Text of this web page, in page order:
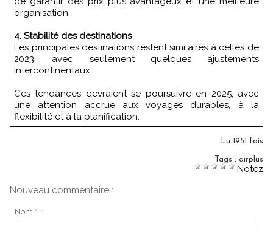
organisation.
4. Stabilité des destinations
Les principales destinations restent similaires à celles de
2023, avec seulement quelques ajustements
intercontinentaux.
Ces tendances devraient se poursuivre en 2025, avec
une attention accrue aux voyages durables, à la
flexibilité et à la planification.
Lu 1951 fois
Tags : airplus
Notez
Nouveau commentaire :
Nom * :